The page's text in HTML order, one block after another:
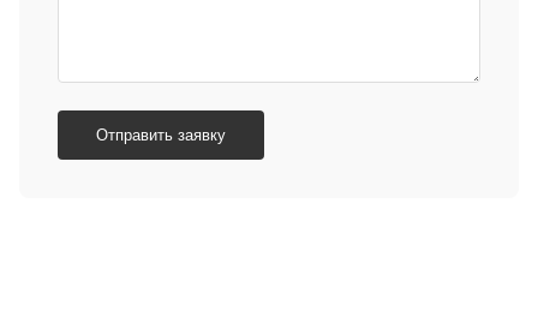
Отправить заявку